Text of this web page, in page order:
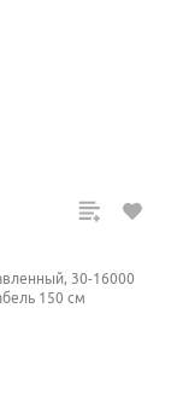
30-16000
150 см